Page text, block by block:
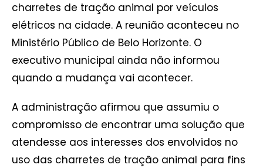
charretes de tração animal por veículos
elétricos na cidade. A reunião aconteceu no
Ministério Público de Belo Horizonte. O
executivo municipal ainda não informou
quando a mudança vai acontecer.
A administração afirmou que assumiu o
compromisso de encontrar uma solução que
atendesse aos interesses dos envolvidos no
uso das charretes de tração animal para fins